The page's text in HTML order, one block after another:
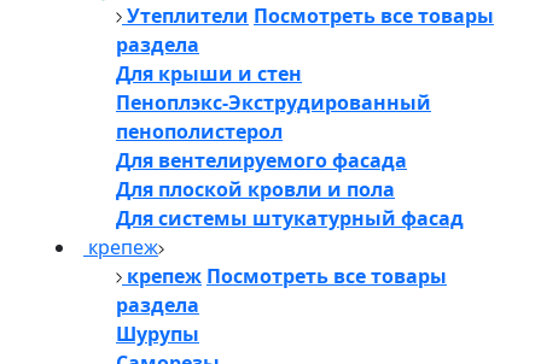
Утеплители Посмотреть все товары
раздела
Для крыши и стен
Пеноплэкс-Экструдированный
пенополистерол
Для вентелируемого фасада
Для плоской кровли и пола
Для системы штукатурный фасад
крепеж
крепеж Посмотреть все товары
раздела
Шурупы